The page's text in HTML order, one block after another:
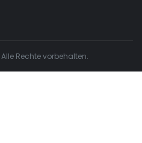
Rechte vorbehalten.